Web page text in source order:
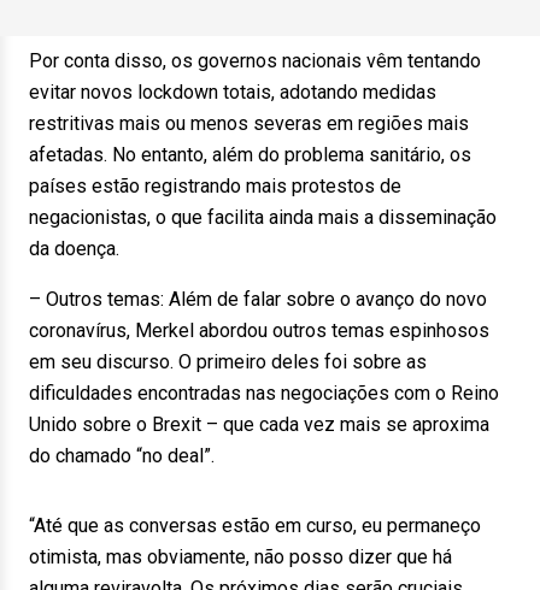
Por conta disso, os governos nacionais vêm tentando
evitar novos lockdown totais, adotando medidas
restritivas mais ou menos severas em regiões mais
afetadas. No entanto, além do problema sanitário, os
países estão registrando mais protestos de
negacionistas, o que facilita ainda mais a disseminação
da doença.
– Outros temas: Além de falar sobre o avanço do novo
coronavírus, Merkel abordou outros temas espinhosos
em seu discurso. O primeiro deles foi sobre as
dificuldades encontradas nas negociações com o Reino
Unido sobre o Brexit – que cada vez mais se aproxima
do chamado “no deal”.
“Até que as conversas estão em curso, eu permaneço
otimista, mas obviamente, não posso dizer que há